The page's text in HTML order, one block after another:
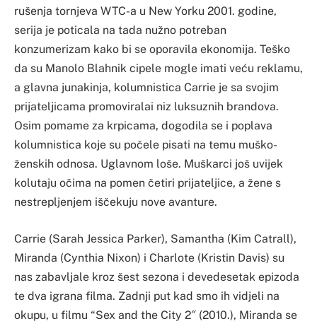
rušenja tornjeva WTC-a u New Yorku 2001. godine,
serija je poticala na tada nužno potreban
konzumerizam kako bi se oporavila ekonomija. Teško
da su Manolo Blahnik cipele mogle imati veću reklamu,
a glavna junakinja, kolumnistica Carrie je sa svojim
prijateljicama promoviralai niz luksuznih brandova.
Osim pomame za krpicama, dogodila se i poplava
kolumnistica koje su počele pisati na temu muško-
ženskih odnosa. Uglavnom loše. Muškarci još uvijek
kolutaju očima na pomen četiri prijateljice, a žene s
nestrepljenjem iščekuju nove avanture.
Carrie (Sarah Jessica Parker), Samantha (Kim Catrall),
Miranda (Cynthia Nixon) i Charlote (Kristin Davis) su
nas zabavljale kroz šest sezona i devedesetak epizoda
te dva igrana filma. Zadnji put kad smo ih vidjeli na
okupu, u filmu “Sex and the City 2″ (2010.), Miranda se